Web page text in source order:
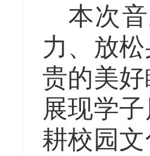
本次
力、放
贵的美
展现学
耕校园